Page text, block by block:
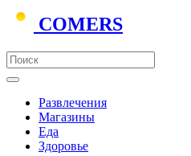
COMERS
Развлечения
Магазины
Еда
Здоровье